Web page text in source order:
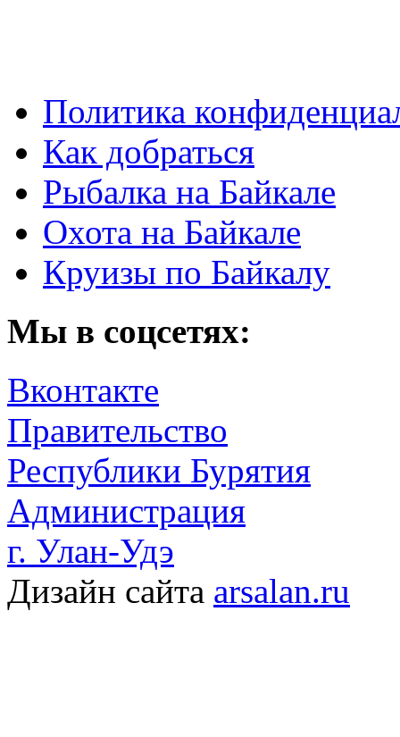
Политика
Как добраться
Рыбалка на Байкале
Охота на Байкале
Круизы по Байкалу
Мы в соцсетях:
Вконтакте
Правительство
Республики Бурятия
Администрация
г. Улан-Удэ
Дизайн сайта arsalan.ru